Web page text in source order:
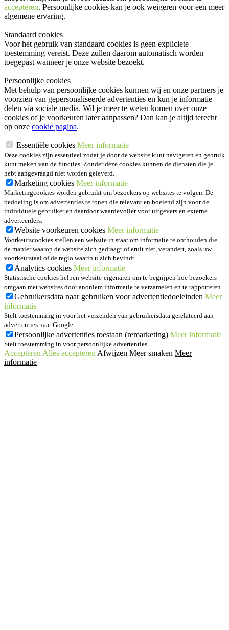
accepteren. Persoonlijke cookies kan je ook weigeren voor een meer
algemene ervaring.
Standaard cookies
Voor het gebruik van standaard cookies is geen expliciete
toestemming vereist. Deze zullen daarom automatisch worden
toegepast wanneer je onze website bezoekt.
Persoonlijke cookies
Met behulp van persoonlijke cookies kunnen wij en onze partners je
voorzien van gepersonaliseerde advertenties en kun je informatie
delen via sociale media. Wil je meer te weten komen over onze
cookies of je voorkeuren later aanpassen? Dan kan je altijd terecht
op onze cookie pagina.
Essentiële cookies Meer informatie
Deze cookies zijn essentieel zodat je door de website kunt navigeren en gebruik
kunt maken van de functies. Zonder deze cookies kunnen de diensten die je
hebt aangevraagd niet worden geleverd.
Marketing cookies Meer informatie
Marketingcookies worden gebruikt om bezoekers op websites te volgen. De
bedoeling is om advertenties te tonen die relevant en boeiend zijn voor de
individuele gebruiker en daardoor waardevoller voor uitgevers en externe
adverteerders.
Website voorkeuren cookies Meer informatie
Voorkeurscookies stellen een website in staat om informatie te onthouden die
de manier waarop de website zich gedraagt of eruit ziet, verandert, zoals uw
voorkeurstaal of de regio waarin u zich bevindt.
Analytics cookies Meer informatie
Statistische cookies helpen website-eigenaren om te begrijpen hoe bezoekers
omgaan met websites door anoniem informatie te verzamelen en te rapporteren.
Gebruikersdata naar gebruiken voor advertentiedoeleinden Meer
informatie
Stelt toestemming in voor het verzenden van gebruikersdata gerelateerd aan
advertenties naar Google.
Persoonlijke advertenties toestaan (remarketing) Meer informatie
Stelt toestemming in voor persoonlijke advertenties.
Accepteren Alles accepteren Afwijzen Meer smaken Meer
informatie